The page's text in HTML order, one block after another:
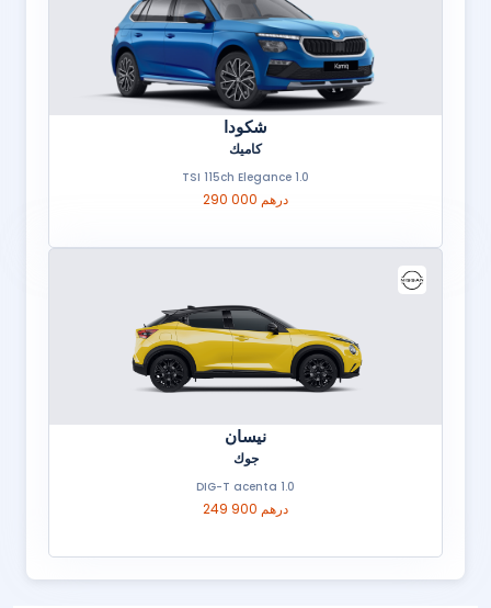
شكودا
كاميك
1.0 TSI 115ch Elegance
290 000 درهم
نيسان
جوك
1.0 DIG-T acenta
249 900 درهم